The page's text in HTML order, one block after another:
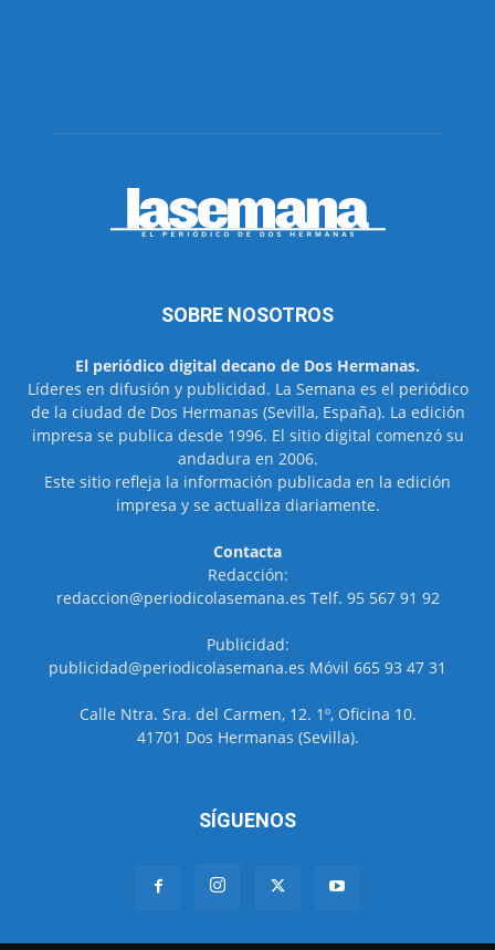
SOBRE NOSOTROS
El periódico digital decano de Dos Hermanas.
Líderes en difusión y publicidad. La Semana es el periódico
de la ciudad de Dos Hermanas (Sevilla, España). La edición
impresa se publica desde 1996. El sitio digital comenzó su
andadura en 2006.
Este sitio refleja la información publicada en la edición
impresa y se actualiza diariamente.
Contacta
Redacción:
redaccion@periodicolasemana.es Telf. 95 567 91 92
Publicidad:
publicidad@periodicolasemana.es Móvil 665 93 47 31
Calle Ntra. Sra. del Carmen, 12. 1º, Oficina 10.
41701 Dos Hermanas (Sevilla).
SÍGUENOS